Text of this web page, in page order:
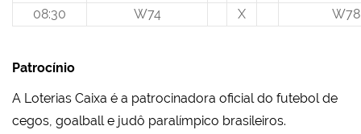
08:30
W74 X W78
Patrocínio
A Loterias Caixa é a patrocinadora oficial do futebol de
cegos, goalball e judô paralímpico brasileiros.